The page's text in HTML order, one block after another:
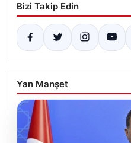
Bizi Takip Edin
Yan Manşet